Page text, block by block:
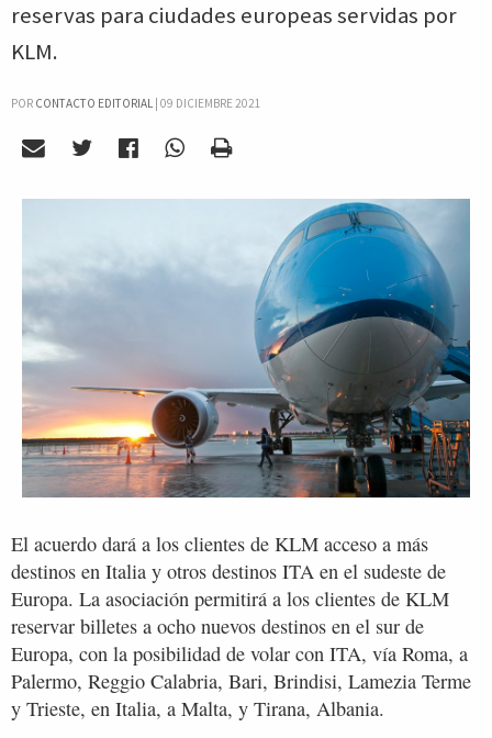
reservas para ciudades europeas servidas por
KLM.
POR CONTACTO EDITORIAL| 09 DICIEMBRE 2021
El acuerdo dará a los clientes de KLM acceso a más
destinos en Italia y otros destinos ITA en el sudeste de
Europa. La asociación permitirá a los clientes de KLM
reservar billetes a ocho nuevos destinos en el sur de
Europa, con la posibilidad de volar con ITA, vía Roma, a
Palermo, Reggio Calabria, Bari, Brindisi, Lamezia Terme
y Trieste, en Italia, a Malta, y Tirana, Albania.